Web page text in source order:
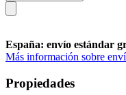
España: envío estándar
Más información sobre
Propiedades